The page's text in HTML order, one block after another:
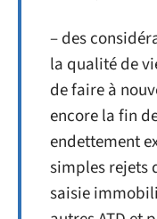
– des
la qualité de
de faire à
encore la fin
endettement
simples rejets
saisie